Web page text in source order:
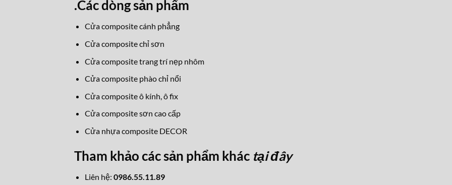
.Các dòng sản phẩm
Cửa composite cánh phẳng
Cửa composite chỉ sơn
Cửa composite trang trí nẹp nhôm
Cửa composite phào chỉ nổi
Cửa composite ô kính, ô fix
Cửa composite sơn cao cấp
Cửa nhựa composite DECOR
Tham khảo các sản phẩm khác tại đây
Liên hệ: 0986.55.11.89